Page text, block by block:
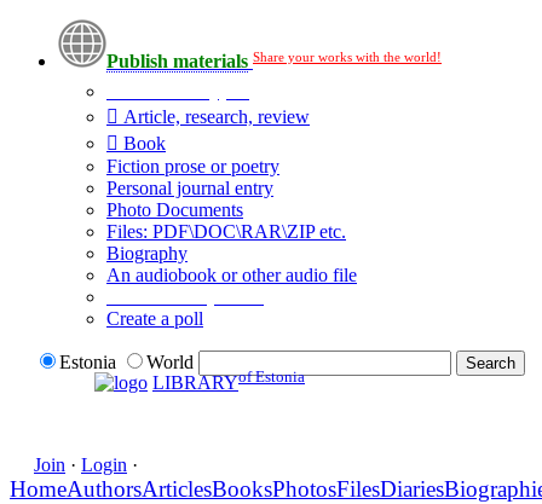
Publish materials Share your works with the world!
Article, research, review
Book
Fiction prose or poetry
Personal journal entry
Photo Documents
Files: PDF\DOC\RAR\ZIP etc.
Biography
An audiobook or other audio file
Create a poll
Estonia
World
LIBRARYof Estonia
Join · Login ·
HomeAuthorsArticlesBooksPhotosFilesDiaries